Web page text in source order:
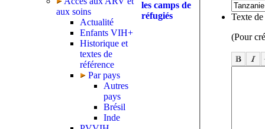
aux soins
Actualité
Enfants VIH+
Historique et
textes de
référence
Par pays
Autres
pays
Brésil
Inde
les camps de
réfugiés
Texte
(Pour